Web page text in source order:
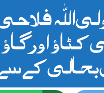
اللہ
کٹاؤ اور
کے